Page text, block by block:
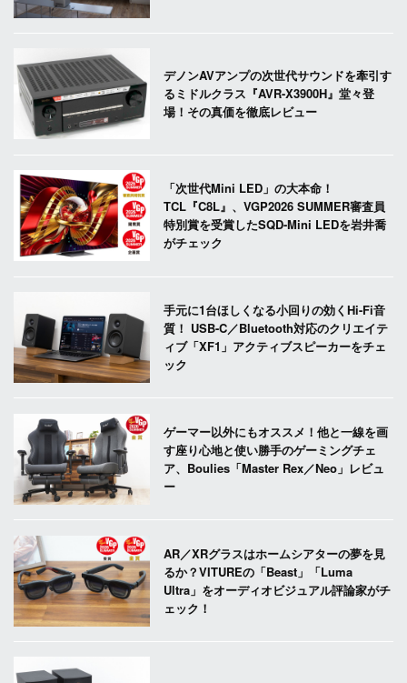
デノンAVアンプの次世代サウンドを牽引す
るミドルクラス『AVR-X3900H』堂々登
場！その真価を徹底レビュー
「次世代Mini LED」の大本命！
TCL『C8L』、VGP2026 SUMMER審査員
特別賞を受賞したSQD-Mini LEDを岩井喬
がチェック
手元に1台ほしくなる小回りの効くHi-Fi音
質！ USB-C／Bluetooth対応のクリエイテ
ィブ「XF1」アクティブスピーカーをチェ
ック
ゲーマー以外にもオススメ！他と一線を画
す座り心地と使い勝手のゲーミングチェ
ア、Boulies「Master Rex／Neo」レビュ
ー
AR／XRグラスはホームシアターの夢を見
るか？VITUREの「Beast」「Luma
Ultra」をオーディオビジュアル評論家がチ
ェック！